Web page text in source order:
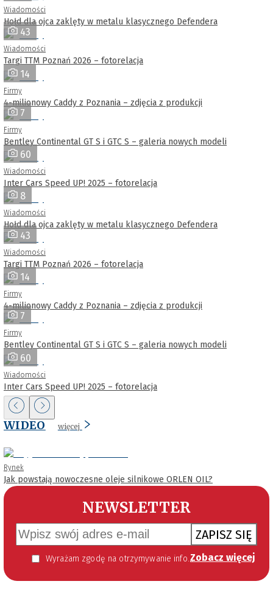
Wiadomości
Hołd dla ojca zaklęty w metalu klasycznego Defendera
43
Wiadomości
Targi TTM Poznań 2026 – fotorelacja
14
Firmy
4-milionowy Caddy z Poznania – zdjęcia z produkcji
7
Firmy
Bentley Continental GT S i GTC S – galeria nowych modeli
60
Wiadomości
Inter Cars Speed UP! 2025 – fotorelacja
8
Wiadomości
Hołd dla ojca zaklęty w metalu klasycznego Defendera
43
Wiadomości
Targi TTM Poznań 2026 – fotorelacja
14
Firmy
4-milionowy Caddy z Poznania – zdjęcia z produkcji
7
Firmy
Bentley Continental GT S i GTC S – galeria nowych modeli
60
Wiadomości
Inter Cars Speed UP! 2025 – fotorelacja
WIDEO więcej
Rynek
Jak powstają nowoczesne oleje silnikowe ORLEN OIL?
NEWSLETTER
ZAPISZ SIĘ
Wyrażam zgodę na otrzymywanie informacji handlowej kierowanej do mnie za pomocą środków komunikacji elektronicznej w szczególności poczty elektronicznej zgodnie z przepisem art. 10 ust 2 ustawy z dnia 18 lipca 2002 roku o świadczeniu usług drogą elektroniczną (Dz. U. 144 z 2002 r. poz. 1204). Zgoda jest dobrowolna, jednak jej wyrażenie jest konieczne, aby otrzymywać newsletter. Zobacz więcej